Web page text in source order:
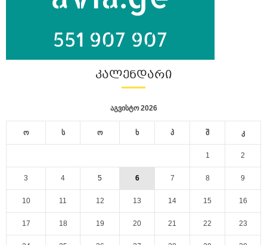
ᲙᲐᲚᲔᲜᲓᲐᲠᲘ
აგვისტო 2026
ო ს ო ხ პ შ კ
1 2
3 4 5 6 7 8 9
10 11 12 13 14 15 16
17 18 19 20 21 22 23